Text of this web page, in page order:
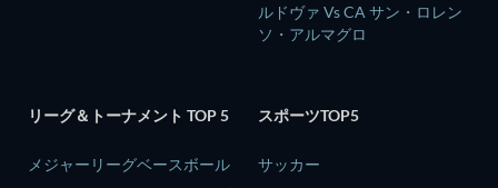
ルドヴァ Vs CA サン・ロレン
ソ・アルマグロ
リーグ＆トーナメント TOP 5
メジャーリーグベースボール
スポーツTOP5
サッカー